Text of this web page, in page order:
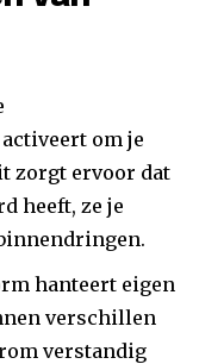
om je
zorgt ervoor dat
heeft, ze je
hanteert eigen
verschillen
verstandig